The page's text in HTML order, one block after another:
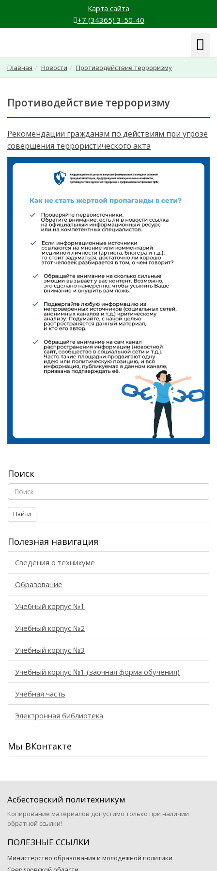
Карта сайта
+7 (34365) 3-50-40
Главная Новости Противодействие терроризму
Противодействие терроризму
Рекомендации гражданам по действиям при угрозе
совершения террористического акта
Поиск
Найти
Полезная навигация
Сведения о техникуме
Образование
Учебный корпус №1
Учебный корпус №2
Учебный корпус №3
Учебный корпус №1 (заочная форма обучения)
Учебная часть
Электронная библиотека
Мы ВКонтакте
Асбестовский политехникум
Копирование материалов допустимо только при наличии
обратной ссылки!
ПОЛЕЗНЫЕ ССЫЛКИ
Министерство образования и молодежной политики